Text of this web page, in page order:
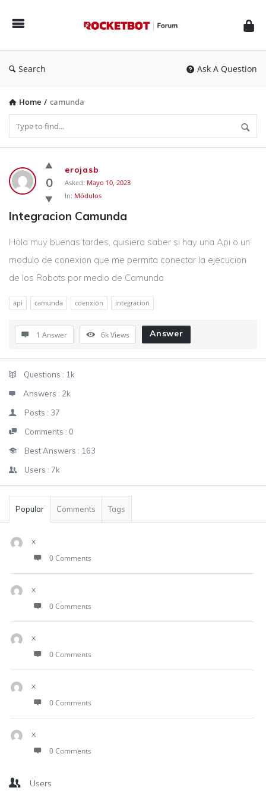
Forum
Search Ask A Question
Home / camunda
Rocketbot
Forum
Latest
Questions
0
erojasb
Asked: Mayo 10, 2023
In: Módulos
Integracion Camunda
Hola muy buenas tardes, quisiera saber si hay una Api o un
modulo de conexion que me permita conectar la ejecucion
de los Robots por medio de Camunda
api camunda coenxion integracion
1 Answer 6kViews Answer
StatsQuestions : 1k
Answers : 2k
Posts : 37
Comments : 0
Best Answers : 163
Users : 7k
Popular Comments Tags
x
0 Comments
x
0 Comments
x
0 Comments
x
0 Comments
x
0 Comments
Users